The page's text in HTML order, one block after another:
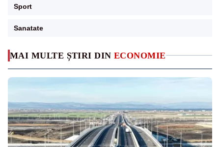
MAI MULTE ȘTIRI DIN ECONOMIE
Sport
Sanatate